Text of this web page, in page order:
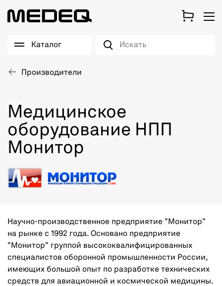
Каталог
Производители
Медицинское
оборудование НПП
Монитор
Научно-производственное предприятие "Монитор"
на рынке с 1992 года. Основано предприятие
"Монитор" группой высококвалифицированных
специалистов оборонной промышленности России,
имеющих большой опыт по разработке технических
средств для авиационной и космической медицины.